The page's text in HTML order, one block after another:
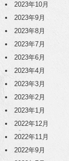
2023年10月
2023年9月
2023年8月
2023年7月
2023年6月
2023年4月
2023年3月
2023年2月
2023年1月
2022年12月
2022年11月
2022年9月